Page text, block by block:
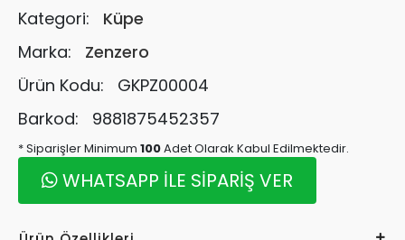
Kategori:
Küpe
Marka:
Zenzero
Ürün Kodu:
GKPZ00004
Barkod:
9881875452357
* Siparişler Minimum 100Adet Olarak Kabul Edilmektedir.
WHATSAPP İLE SİPARİŞ VER